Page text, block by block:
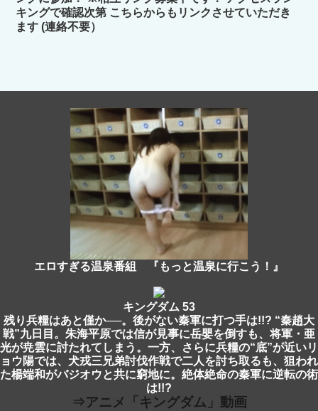
キングで確認次第 こちらからもリンクさせていただき
ます (連絡不要）
エロすぎる温泉番組 『もっと温泉に行こう！』
キングダム 53
残り兵糧はあと僅か──。後がない秦軍に打つ手は!!? “秦趙大
戦”九日目。朱海平原では信が見事に岳嬰を倒すも、将軍・亜
光が尭雲に討たれてしまう。一方、さらに兵糧の“底”が近いリ
ョウ陽では、犬戎三兄弟討伐作戦で二人を討ち取るも、狙われ
た楊端和がバジオウと共に窮地に。絶体絶命の秦軍に逆転の術
は!!?
⇒アニメ「キングダム」動画